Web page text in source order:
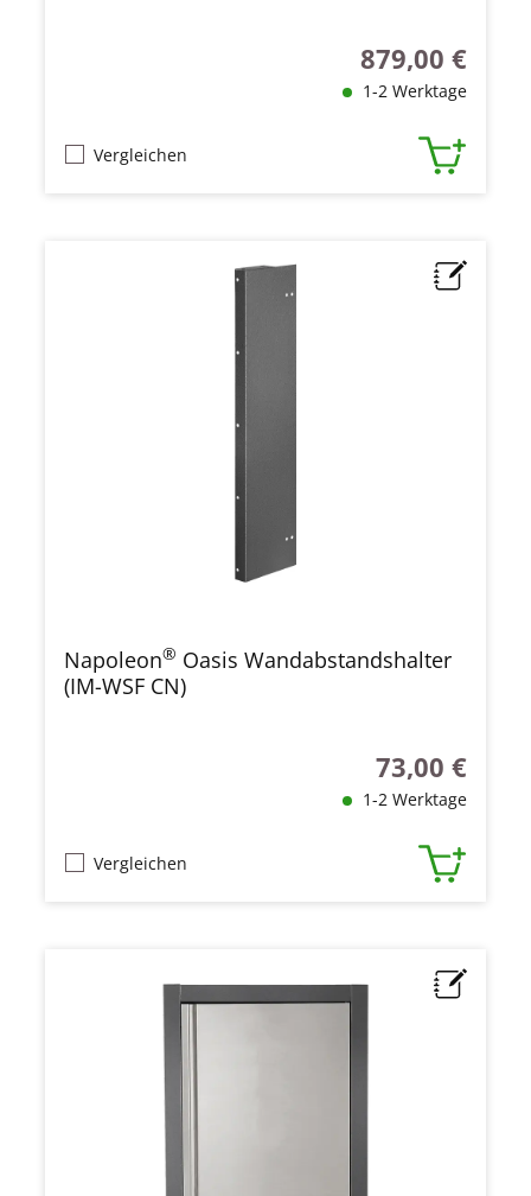
Regulärer Preis:
879,00 €
1-2 Werktage
Vergleichen
Napoleon® Oasis Wandabstandshalter
(IM-WSF CN)
Regulärer Preis:
73,00 €
1-2 Werktage
Vergleichen